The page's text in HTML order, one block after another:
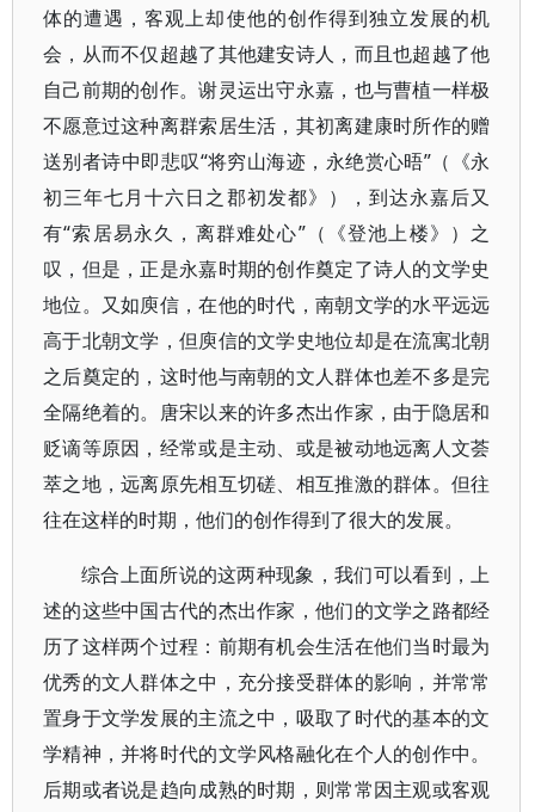
体的遭遇，客观上却使他的创作得到独立发展的机
会，从而不仅超越了其他建安诗人，而且也超越了他
自己前期的创作。谢灵运出守永嘉，也与曹植一样极
不愿意过这种离群索居生活，其初离建康时所作的赠
送别者诗中即悲叹“将穷山海迹，永绝赏心晤”（《永
初三年七月十六日之郡初发都》），到达永嘉后又
有“索居易永久，离群难处心”（《登池上楼》）之
叹，但是，正是永嘉时期的创作奠定了诗人的文学史
地位。又如庾信，在他的时代，南朝文学的水平远远
高于北朝文学，但庾信的文学史地位却是在流寓北朝
之后奠定的，这时他与南朝的文人群体也差不多是完
全隔绝着的。唐宋以来的许多杰出作家，由于隐居和
贬谪等原因，经常或是主动、或是被动地远离人文荟
萃之地，远离原先相互切磋、相互推激的群体。但往
往在这样的时期，他们的创作得到了很大的发展。
综合上面所说的这两种现象，我们可以看到，上
述的这些中国古代的杰出作家，他们的文学之路都经
历了这样两个过程：前期有机会生活在他们当时最为
优秀的文人群体之中，充分接受群体的影响，并常常
置身于文学发展的主流之中，吸取了时代的基本的文
学精神，并将时代的文学风格融化在个人的创作中。
后期或者说是趋向成熟的时期，则常常因主观或客观